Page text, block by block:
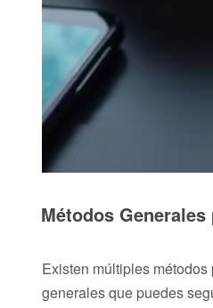
Métodos
Existen múltiples
generales que puedes